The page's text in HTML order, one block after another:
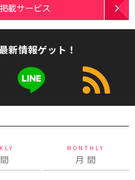
載サービス
新情報ゲット！
MONTHLY
月 間